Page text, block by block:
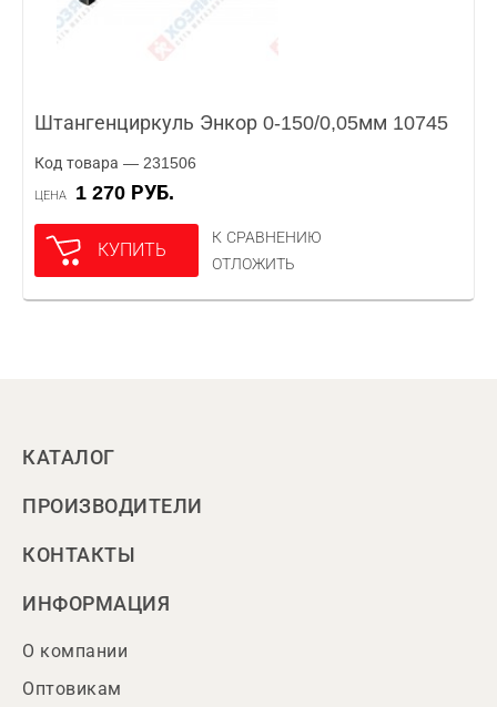
Штангенциркуль Энкор 0-150/0,05мм 10745
Код товара — 231506
ЦЕНА 1 270 РУБ.
КУПИТЬ
К СРАВНЕНИЮ
ОТЛОЖИТЬ
КАТАЛОГ
ПРОИЗВОДИТЕЛИ
КОНТАКТЫ
ИНФОРМАЦИЯ
О компании
Оптовикам